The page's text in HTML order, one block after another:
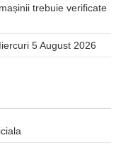
trebuie verificate
5 August 2026